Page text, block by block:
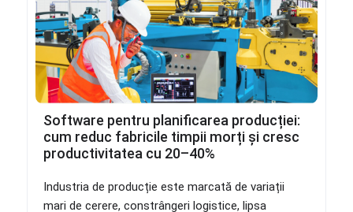
Software pentru planificarea producției:
cum reduc fabricile timpii morți și cresc
productivitatea cu 20–40%
Industria de producție este marcată de variații
mari de cerere, constrângeri logistice, lipsa